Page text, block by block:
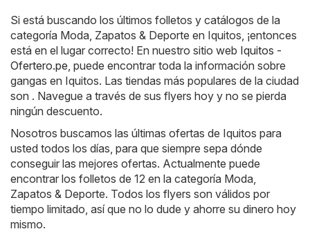
Si está buscando los últimos folletos y catálogos de la
categoría Moda, Zapatos & Deporte en Iquitos, ¡entonces
está en el lugar correcto! En nuestro sitio web Iquitos -
Ofertero.pe , puede encontrar toda la información sobre
gangas en Iquitos. Las tiendas más populares de la ciudad
son . Navegue a través de sus flyers hoy y no se pierda
ningún descuento.
Nosotros buscamos las últimas ofertas de Iquitos para
usted todos los días, para que siempre sepa dónde
conseguir las mejores ofertas. Actualmente puede
encontrar los folletos de 12 en la categoría Moda,
Zapatos & Deporte. Todos los flyers son válidos por
tiempo limitado, así que no lo dude y ahorre su dinero hoy
mismo.